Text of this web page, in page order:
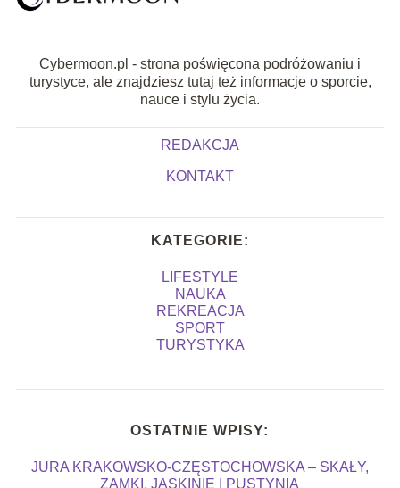
Cybermoon.pl - strona poświęcona podróżowaniu i
turystyce, ale znajdziesz tutaj też informacje o sporcie,
nauce i stylu życia.
REDAKCJA
KONTAKT
KATEGORIE:
LIFESTYLE
NAUKA
REKREACJA
SPORT
TURYSTYKA
OSTATNIE WPISY:
JURA KRAKOWSKO-CZĘSTOCHOWSKA – SKAŁY,
ZAMKI, JASKINIE I PUSTYNIA